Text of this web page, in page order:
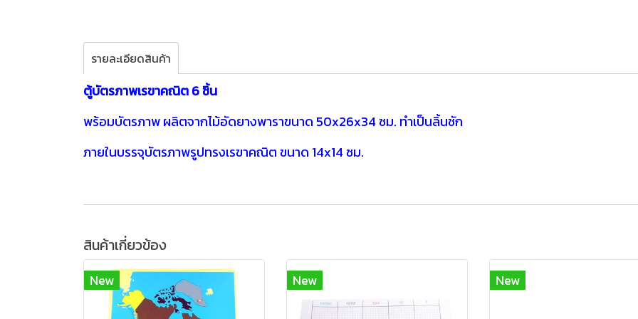
รายละเอียดสินค้า
ตู้บัตรภาพเรขาคณิต 6 ชิ้น
พร้อมบัตรภาพ ผลิตจากไม้อัดยางพาราขนาด 50x26x34 ซม. ทำเป็นลิ้นชัก
ภายในบรรจุบัตรภาพรูปทรงเรขาคณิต ขนาด 14x14 ซม.
สินค้าเกี่ยวข้อง
New New New